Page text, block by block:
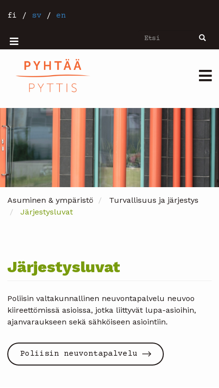
pääsisältöön
fi / sv / en
Etsi Etsi
Mobiilivalikko
Asuminen & ympäristö
Turvallisuus ja järjestys
Järjestysluvat
Järjestysluvat
Poliisin valtakunnallinen neuvontapalvelu neuvoo
kiireettömissä asioissa, jotka liittyvät lupa-asioihin,
ajanvaraukseen sekä sähköiseen asiointiin.
Poliisin neuvontapalvelu